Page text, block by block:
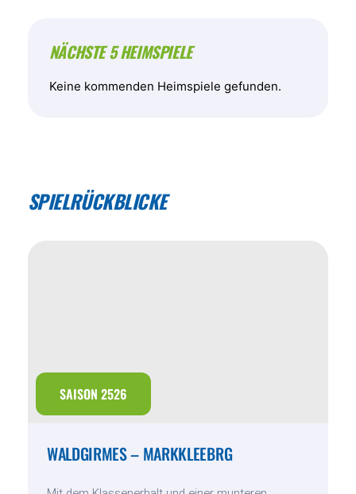
NÄCHSTE 5 HEIMSPIELE
Keine kommenden Heimspiele gefunden.
SPIELRÜCKBLICKE
SAISON 2526
WALDGIRMES – MARKKLEEBRG